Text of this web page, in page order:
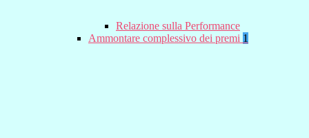
Relazione sulla Performance
Ammontare complessivo dei premi 1